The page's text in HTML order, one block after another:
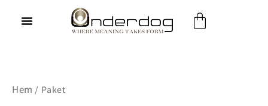
Varukorg
Hem / Paket